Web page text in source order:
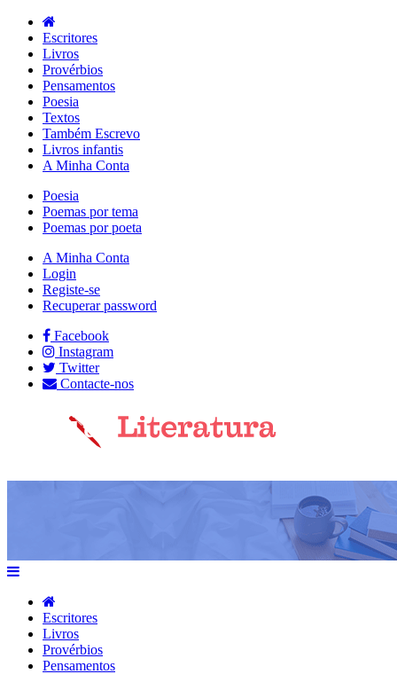
Escritores
Livros
Provérbios
Pensamentos
Poesia
Textos
Também Escrevo
Livros infantis
A Minha Conta
Poesia
Poemas por tema
Poemas por poeta
A Minha Conta
Login
Registe-se
Recuperar password
Facebook
Instagram
Twitter
Contacte-nos
Escritores
Livros
Provérbios
Pensamentos